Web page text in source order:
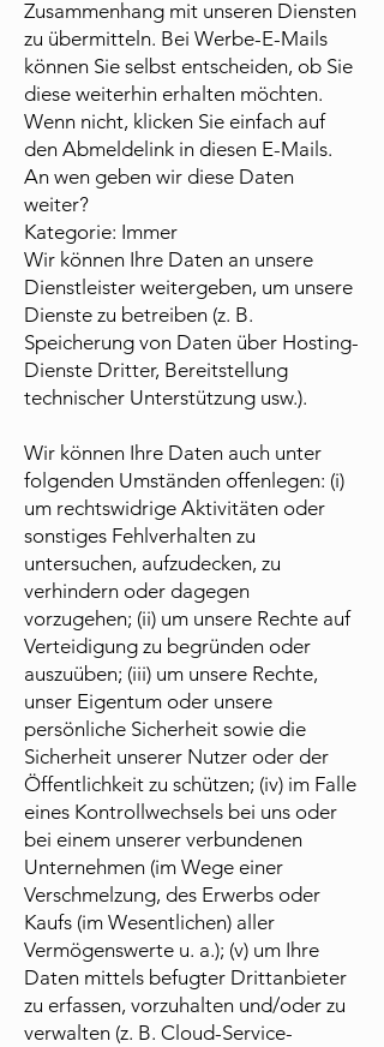
Zusammenhang mit unseren Diensten
zu übermitteln. Bei Werbe-E-Mails
können Sie selbst entscheiden, ob Sie
diese weiterhin erhalten möchten.
Wenn nicht, klicken Sie einfach auf
den Abmeldelink in diesen E-Mails.
An wen geben wir diese Daten
weiter?
Kategorie: Immer
Wir können Ihre Daten an unsere
Dienstleister weitergeben, um unsere
Dienste zu betreiben (z. B.
Speicherung von Daten über Hosting-
Dienste Dritter, Bereitstellung
technischer Unterstützung usw.).
Wir können Ihre Daten auch unter
folgenden Umständen offenlegen: (i)
um rechtswidrige Aktivitäten oder
sonstiges Fehlverhalten zu
untersuchen, aufzudecken, zu
verhindern oder dagegen
vorzugehen; (ii) um unsere Rechte auf
Verteidigung zu begründen oder
auszuüben; (iii) um unsere Rechte,
unser Eigentum oder unsere
persönliche Sicherheit sowie die
Sicherheit unserer Nutzer oder der
Öffentlichkeit zu schützen; (iv) im Falle
eines Kontrollwechsels bei uns oder
bei einem unserer verbundenen
Unternehmen (im Wege einer
Verschmelzung, des Erwerbs oder
Kaufs (im Wesentlichen) aller
Vermögenswerte u. a.); (v) um Ihre
Daten mittels befugter Drittanbieter
zu erfassen, vorzuhalten und/oder zu
verwalten (z. B. Cloud-Service-